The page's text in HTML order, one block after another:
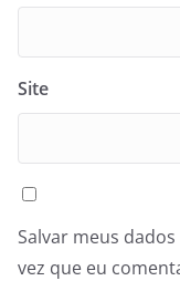
Site
Salvar meus
vez que eu